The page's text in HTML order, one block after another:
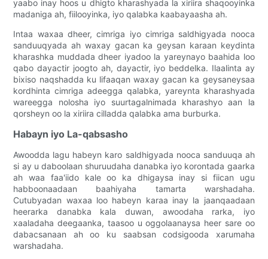
yaabo inay hoos u dhigto kharashyada la xiriira shaqooyinka
madaniga ah, fiilooyinka, iyo qalabka kaabayaasha ah.
Intaa waxaa dheer, cimriga iyo cimriga saldhigyada nooca
sanduuqyada ah waxay gacan ka geysan karaan keydinta
kharashka muddada dheer iyadoo la yareynayo baahida loo
qabo dayactir joogto ah, dayactir, iyo beddelka. Ilaalinta ay
bixiso naqshadda ku lifaaqan waxay gacan ka geysaneysaa
kordhinta cimriga adeegga qalabka, yareynta kharashyada
wareegga nolosha iyo suurtagalnimada kharashyo aan la
qorsheyn oo la xiriira cilladda qalabka ama burburka.
Habayn iyo La-qabsasho
Awoodda lagu habeyn karo saldhigyada nooca sanduuqa ah
si ay u daboolaan shuruudaha danabka iyo korontada gaarka
ah waa faa'iido kale oo ka dhigaysa inay si fiican ugu
habboonaadaan baahiyaha tamarta warshadaha.
Cutubyadan waxaa loo habeyn karaa inay la jaanqaadaan
heerarka danabka kala duwan, awoodaha rarka, iyo
xaaladaha deegaanka, taasoo u oggolaanaysa heer sare oo
dabacsanaan ah oo ku saabsan codsigooda xarumaha
warshadaha.